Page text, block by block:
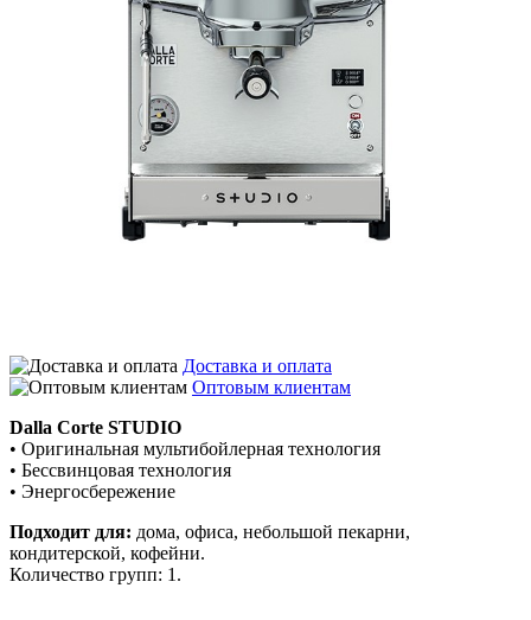
Доставка и оплата
Оптовым клиентам
Dalla Corte STUDIO
• Оригинальная мультибойлерная технология
• Бессвинцовая технология
• Энергосбережение
Подходит для: дома, офиса, небольшой пекарни,
кондитерской, кофейни.
Количество групп: 1.